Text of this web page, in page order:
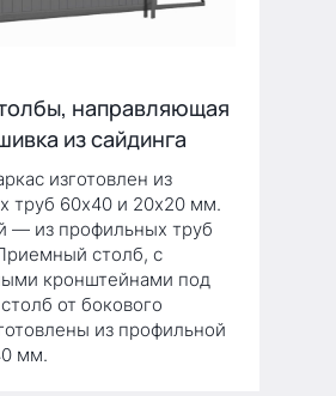
направляющая
из сайдинга
изготовлен из
труб 60х40 и 20х20 мм.
— из профильных труб
столб, с
кронштейнами под
от бокового
из профильной
мм.